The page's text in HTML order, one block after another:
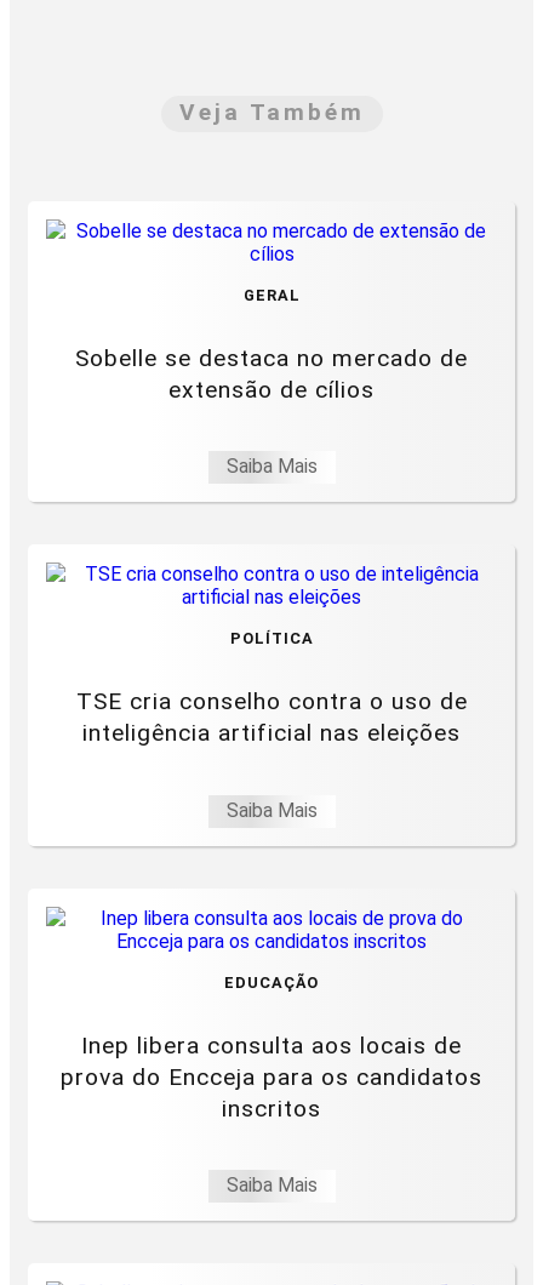
Veja Também
GERAL
Sobelle se destaca no mercado de
extensão de cílios
Saiba Mais
POLÍTICA
TSE cria conselho contra o uso de
inteligência artificial nas eleições
Saiba Mais
EDUCAÇÃO
Inep libera consulta aos locais de
prova do Encceja para os candidatos
inscritos
Saiba Mais